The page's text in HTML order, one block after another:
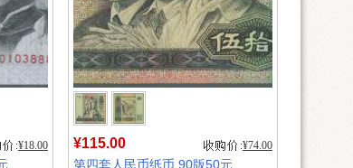
¥18.00 ¥115.00 ¥74.00
第四套人民币纸币 90版50元